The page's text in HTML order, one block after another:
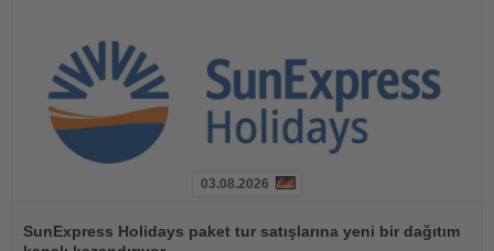
Oku
03.08.2026
SunExpress Holidays paket tur satışlarına yeni bir dağıtım